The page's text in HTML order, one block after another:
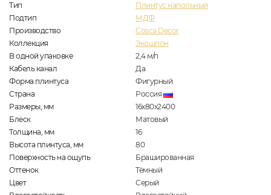
Тип
Плинтус напольный
Подтип
МДФ
Производство
Cosca Decor
Коллекция
Экошпон
В одной упаковке
2,4 м/п
Кабель канал
Да
Форма плинтуса
Фигурный
Страна
Россия
Размеры, мм
16х80х2400
Блеск
Матовый
Толщина, мм
16
Высота плинтуса, мм
80
Поверхность на ощупь
Брашированная
Оттенок
Тёмный
Цвет
Серый